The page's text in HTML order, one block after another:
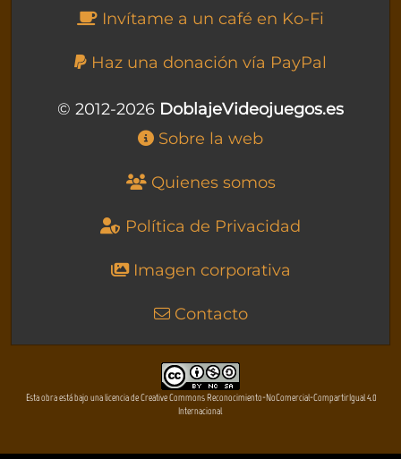
Invítame a un café en Ko-Fi
Haz una donación vía PayPal
© 2012-2026 DoblajeVideojuegos.es
Sobre la web
Quienes somos
Política de Privacidad
Imagen corporativa
Contacto
Esta obra está bajo una licencia de Creative Commons Reconocimiento-NoComercial-CompartirIgual 4.0
Internacional